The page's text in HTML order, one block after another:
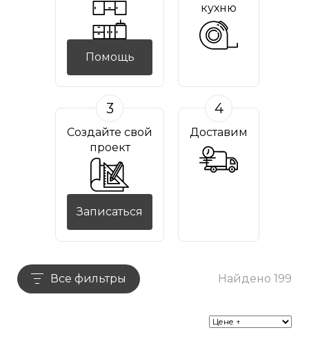
Помощь
кухню
3
Создайте свой
проект
Записаться
4
Доставим
Все фильтры Найдено 199